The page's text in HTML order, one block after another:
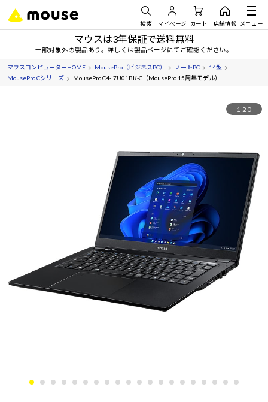
検索 マイページ カート 店舗情報 メニュー
マウスは3年保証で送料無料
一部対象外の製品あり。詳しくは製品ページにてご確認ください。
マウスコンピューターHOME MousePro（ビジネスPC） ノートPC
14型
MousePro Cシリーズ
MousePro C4-I7U01BK-C（MousePro 15周年モデル）
1 20